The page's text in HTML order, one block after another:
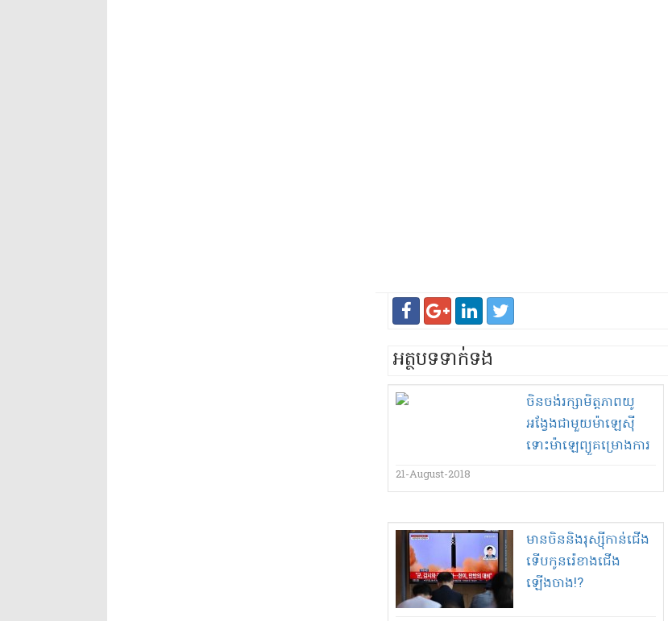
អត្ថបទទាក់ទង
ចិន​ចង់​រក្សា​មិត្តភាព​យូ​
អង្វែង​ជាមួយ​ម៉ាឡេស៊ី​
ទោះ​ម៉ា​ឡេ​ព្យួ​គម្រោងការ​
លាន​ដុល្លារ​អាមេរិក​
ណា​ជិព​រ៉ា​ហ្សា​ក់​ក៏ដោយ​!
21-August-2018
មាន​ចិន​និង​រុស្ស៊ី​កាន់ជើង​
ទើប​កូន​រ៉េ​ខាងជើង​
ឡើងចាង​!?